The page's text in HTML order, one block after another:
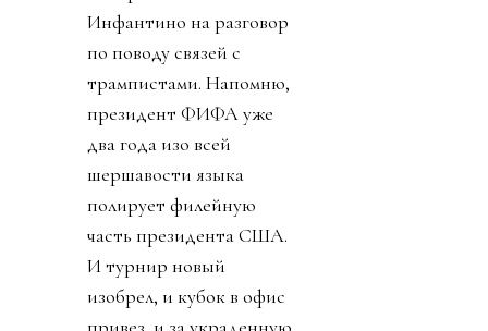
Инфантино на разговор
по поводу связей с
трампистами. Напомню,
президент ФИФА уже
два года изо всей
шершавости языка
полирует филейную
часть президента США.
И турнир новый
изобрел, и кубок в офис
привез, и за украденную